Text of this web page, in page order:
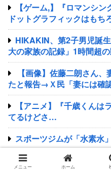
【ゲーム,】『ロマンシ
ドットグラフィックはもち
ケンサウンドが心に残る
HIKAKIN、第2子男児誕
大の家族の記録」1時間超
【画像】佐藤二朗さん
たと報告→Ｘ民「妻には確
リブなの？」
【アニメ】『千歳くん
てるけどさ…
スポーツジムが「水素水
ｗｗｗｗ
メニュー ホーム